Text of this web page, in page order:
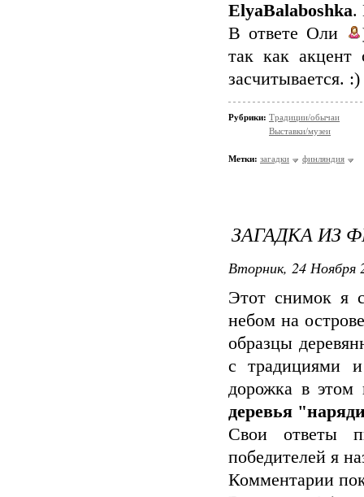
ElyaBalaboshka.
В ответе Оли
так как акцент
засчитывается. :)
Рубрики: Традиции/обычаи
Выставки/музеи
Метки: загадки финляндия
ЗАГАДКА ИЗ
Вторник, 24 Ноября
Этот снимок я
небом на
образцы
с традициями
дорожка в
деревья
Свои ответы
победителей я
Комментарии